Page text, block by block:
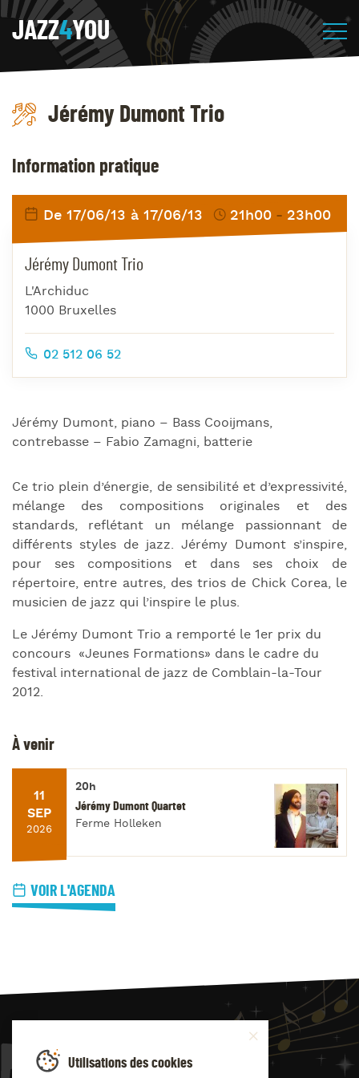
JAZZ4YOU
Jérémy Dumont Trio
Jérémy Dumont, piano – Bass Cooijmans,
contrebasse – Fabio Zamagni, batterie
Ce trio plein d’énergie, de sensibilité et d’expressivité,
mélange des compositions originales et des
standards, reflétant un mélange passionnant de
différents styles de jazz. Jérémy Dumont s’inspire,
pour ses compositions et dans ses choix de
répertoire, entre autres, des trios de Chick Corea, le
musicien de jazz qui l’inspire le plus.
Le Jérémy Dumont Trio a remporté le 1er prix du
concours «Jeunes Formations» dans le cadre du
festival international de jazz de Comblain-la-Tour
2012.
Information pratique
De 17/06/13 à 17/06/13 21h00 23h00
Jérémy Dumont Trio
L'Archiduc
1000 Bruxelles
02 512 06 52
À venir
11
SEP
2026
20h
Jérémy Dumont Quartet
Ferme Holleken
VOIR L'AGENDA
JAZZ4
Utilisations des cookies